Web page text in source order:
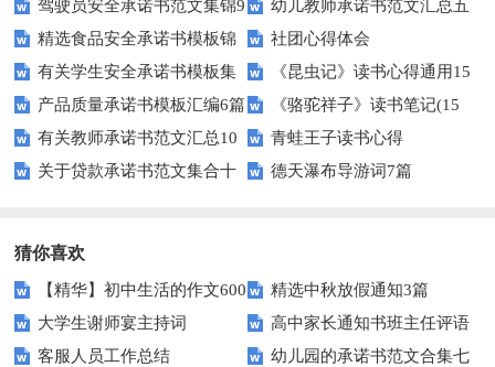
驾驶员安全承诺书范文集锦9
篇
幼儿教师承诺书范文汇总五
篇
精选食品安全承诺书模板锦
集七篇
社团心得体会
有关学生安全承诺书模板集
合十篇
《昆虫记》读书心得通用15
篇
产品质量承诺书模板汇编6篇
《骆驼祥子》读书笔记(15
篇)
有关教师承诺书范文汇总10
篇
青蛙王子读书心得
关于贷款承诺书范文集合十
德天瀑布导游词7篇
猜你喜欢
【精华】初中生活的作文600
字汇总10篇
精选中秋放假通知3篇
大学生谢师宴主持词
高中家长通知书班主任评语
客服人员工作总结
幼儿园的承诺书范文合集七